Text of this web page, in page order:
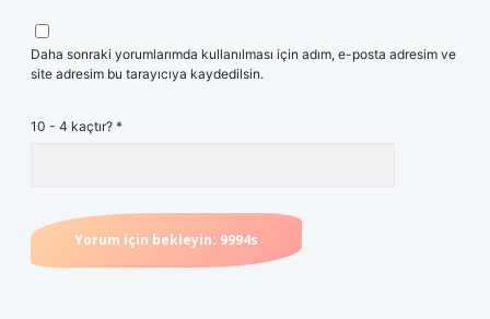
Daha sonraki yorumlarımda kullanılması için adım, e-posta adresim ve
site adresim bu tarayıcıya kaydedilsin.
10 - 4 kaçtır? *